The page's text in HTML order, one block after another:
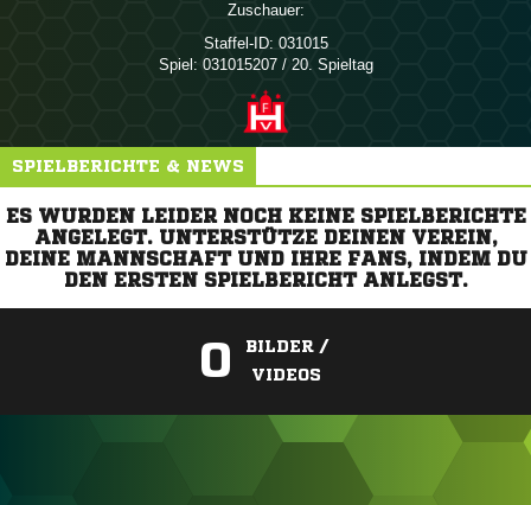
Zuschauer:
Staffel-ID: 031015
Spiel: 031015207 / 20. Spieltag
SPIELBERICHTE & NEWS
ES WURDEN LEIDER NOCH KEINE SPIELBERICHTE
ANGELEGT. UNTERSTÜTZE DEINEN VEREIN,
DEINE MANNSCHAFT UND IHRE FANS, INDEM DU
DEN ERSTEN SPIELBERICHT ANLEGST.
0
BILDER /
VIDEOS